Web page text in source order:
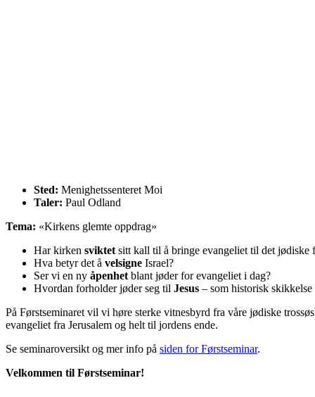
Sted: Menighetssenteret Moi
Taler: Paul Odland
Tema: «Kirkens glemte oppdrag»
Har kirken sviktet sitt kall til å bringe evangeliet til det jødiske
Hva betyr det å velsigne Israel?
Ser vi en ny åpenhet blant jøder for evangeliet i dag?
Hvordan forholder jøder seg til Jesus – som historisk skikkelse
På Førstseminaret vil vi høre sterke vitnesbyrd fra våre jødiske
evangeliet fra Jerusalem og helt til jordens ende.
Se seminaroversikt og mer info på siden for Førstseminar.
Velkommen til Førstseminar!